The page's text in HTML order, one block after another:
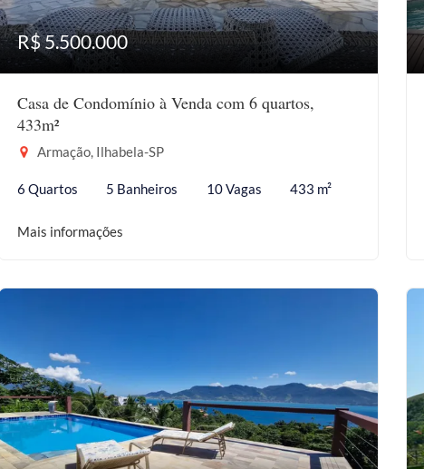
R$ 5.500.000
Casa de Condomínio à Venda com 6 quartos,
433m²
Armação, Ilhabela-SP
6 Quartos 5 Banheiros 10 Vagas 433 m²
Mais informações